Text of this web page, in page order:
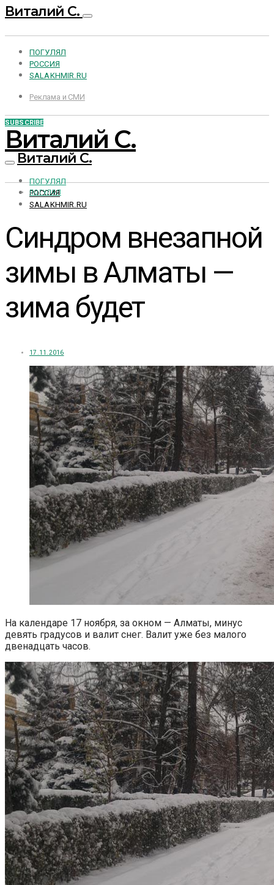
Виталий С.
ПОГУЛЯЛ
РОССИЯ
SALAKHMIR.RU
Реклама и СМИ
SUBSCRIBE
Виталий С.
Виталий С.
ПОГУЛЯЛ
РОССИЯ
SALAKHMIR.RU
ПОГУЛЯЛ
Синдром внезапной
зимы в Алматы —
зима будет
17.11.2016
На календаре 17 ноября, за окном — Алматы, минус
девять градусов и валит снег. Валит уже без малого
двенадцать часов.